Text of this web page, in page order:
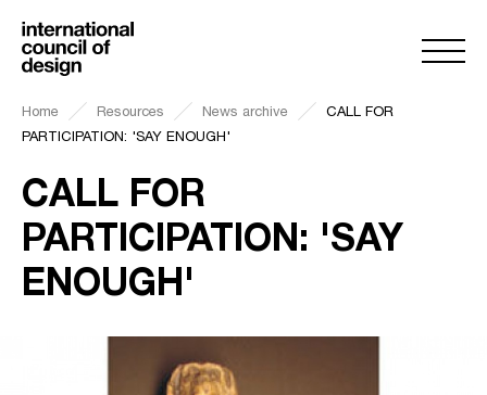
Home Resources News archive
CALL FOR
PARTICIPATION: 'SAY ENOUGH'
CALL FOR
PARTICIPATION: 'SAY
ENOUGH'